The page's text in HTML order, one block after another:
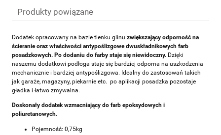
Produkty powiązane
Dodatek opracowany na bazie tlenku glinu zwiększający odporność na
ścieranie oraz właściwości antypoślizgowe dwuskładnikowych farb
posadzkowych. Po dodaniu do farby staje się niewidoczny. Dzięki
naszemu dodatkowi podłoga staje się bardziej odporna na uszkodzenia
mechanicznie i bardziej antypoślizgowa. Idealny do zastosowań takich
jak garaże, magazyny, piekarnie etc. po aplikacji posadzka pozostaje
gładka i łatwo zmywalna.
Doskonały dodatek wzmacniający do farb epoksydowych i
poliuretanowych.
Pojemność: 0,75kg